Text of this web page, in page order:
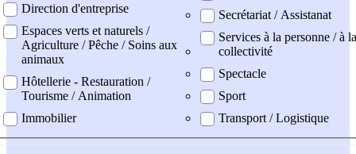
Direction d'entreprise
Espaces verts et naturels /
Agriculture / Pêche / Soins aux
animaux
Hôtellerie - Restauration /
Tourisme / Animation
Immobilier
Secrétariat / Assistanat
Services à la personne / à la
collectivité
Spectacle
Sport
Transport / Logistique